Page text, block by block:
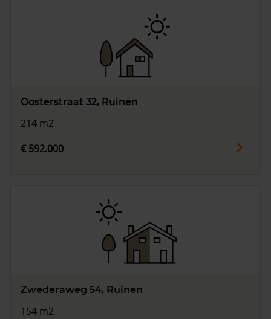
Oosterstraat 32, Ruinen
214 m2
€ 592.000
Zwederaweg 54, Ruinen
154 m2